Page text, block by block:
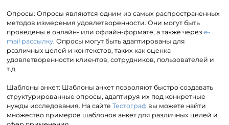
Опросы: Опросы являются одним из самых распространенных
методов измерения удовлетворенности. Они могут быть
проведены в онлайн- или офлайн-формате, а также черезe-
mail рассылку. Опросы могут быть адаптированы для
различных целей и контекстов, таких как оценка
удовлетворенности клиентов, сотрудников, пользователей и
т.д.
Шаблоны анкет: Шаблоны анкет позволяют быстро создавать
структурированные опросы, адаптируя их под конкретные
нужды исследования. На сайтеТестограф вы можете найти
множество примеров шаблонов анкет для различных целей и